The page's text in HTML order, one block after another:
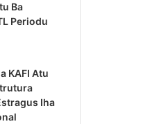
Ajuda
Kriminozu
Estranjeiru
Ba
Periodu
KAFI Atu
Iha